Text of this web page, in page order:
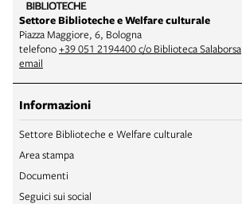
Settore Biblioteche e Welfare culturale
Piazza Maggiore, 6, Bologna
telefono+39 051 2194400 c/o Biblioteca Salaborsa
email
Informazioni
Settore Biblioteche e Welfare culturale
Area stampa
Documenti
Seguici sui social